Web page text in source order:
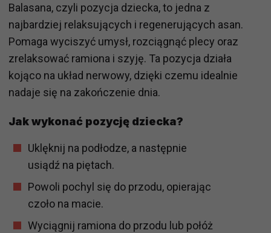
Balasana, czyli pozycja dziecka, to jedna z
najbardziej relaksujących i regenerujących asan.
Pomaga wyciszyć umysł, rozciągnąć plecy oraz
zrelaksować ramiona i szyję. Ta pozycja działa
kojąco na układ nerwowy, dzięki czemu idealnie
nadaje się na zakończenie dnia.
Jak wykonać pozycję dziecka?
Uklęknij na podłodze, a następnie
usiądź na piętach.
Powoli pochyl się do przodu, opierając
czoło na macie.
Wyciągnij ramiona do przodu lub połóż